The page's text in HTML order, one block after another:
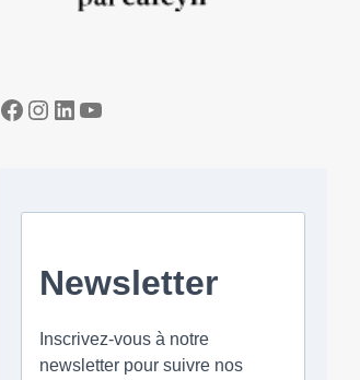
Facebook
Instagram
LinkedIn
YouTube